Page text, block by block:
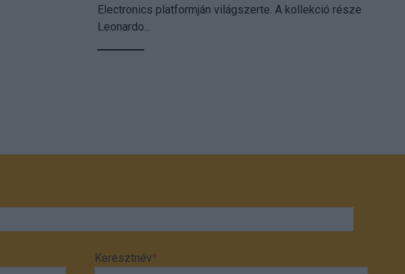
Electronics platformján világszerte. A kollekció része
Leonardo...
Keresztnév*